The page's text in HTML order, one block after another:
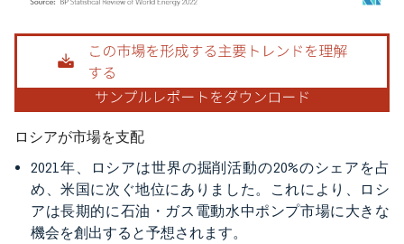
画像 © Mordor Intelligence。再利用にはCC BY 4.0の表示が必要です。
ロシアが市場を支配
2021年、ロシアは世界の掘削活動の20%のシェアを占
め、米国に次ぐ地位にありました。これにより、ロシ
アは長期的に石油・ガス電動水中ポンプ市場に大きな
機会を創出すると予想されます。